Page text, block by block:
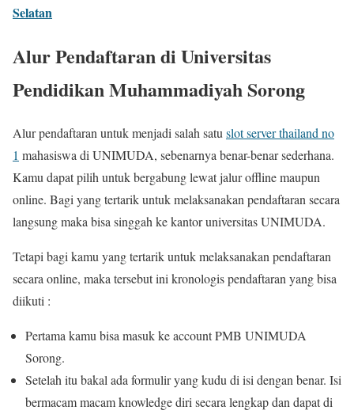
Selatan
Alur Pendaftaran di Universitas
Pendidikan Muhammadiyah Sorong
Alur pendaftaran untuk menjadi salah satu slot server thailand no
1 mahasiswa di UNIMUDA, sebenarnya benar-benar sederhana.
Kamu dapat pilih untuk bergabung lewat jalur offline maupun
online. Bagi yang tertarik untuk melaksanakan pendaftaran secara
langsung maka bisa singgah ke kantor universitas UNIMUDA.
Tetapi bagi kamu yang tertarik untuk melaksanakan pendaftaran
secara online, maka tersebut ini kronologis pendaftaran yang bisa
diikuti :
Pertama kamu bisa masuk ke account PMB UNIMUDA
Sorong.
Setelah itu bakal ada formulir yang kudu di isi dengan benar. Isi
bermacam macam knowledge diri secara lengkap dan dapat di